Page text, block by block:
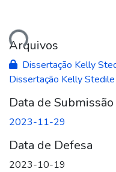
Arquivos
Dissertação Kelly
Dissertação Kelly
Data de Submissão
2023-11-29
Data de Defesa
2023-10-19